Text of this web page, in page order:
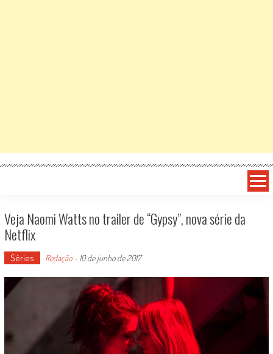
Veja Naomi Watts no trailer de “Gypsy”, nova série da
Netflix
Séries Redação- 10 de junho de 2017